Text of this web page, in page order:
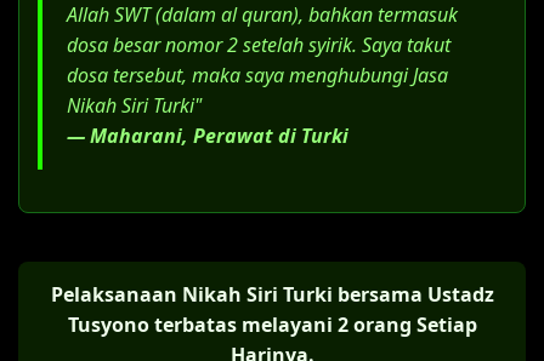
Allah SWT (dalam al quran), bahkan termasuk
dosa besar nomor 2 setelah syirik. Saya takut
dosa tersebut, maka saya menghubungi Jasa
Nikah Siri Turki"
— Maharani, Perawat di Turki
Pelaksanaan Nikah Siri Turki bersama Ustadz
Tusyono terbatas melayani 2 orang Setiap
Harinya.